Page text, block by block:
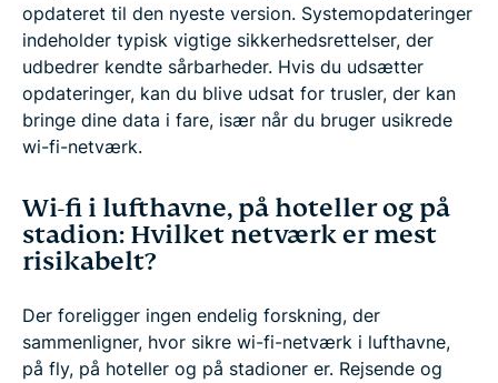
opdateret til den nyeste version. Systemopdateringer
indeholder typisk vigtige sikkerhedsrettelser, der
udbedrer kendte sårbarheder. Hvis du udsætter
opdateringer, kan du blive udsat for trusler, der kan
bringe dine data i fare, især når du bruger usikrede
wi-fi-netværk.
Wi-fi i lufthavne, på hoteller og på
stadion: Hvilket netværk er mest
risikabelt?
Der foreligger ingen endelig forskning, der
sammenligner, hvor sikre wi-fi-netværk i lufthavne,
på fly, på hoteller og på stadioner er. Rejsende og